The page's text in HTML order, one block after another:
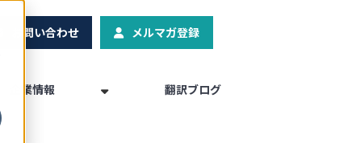
お問い合わせ メルマガ登録
企業情報 翻訳ブログ